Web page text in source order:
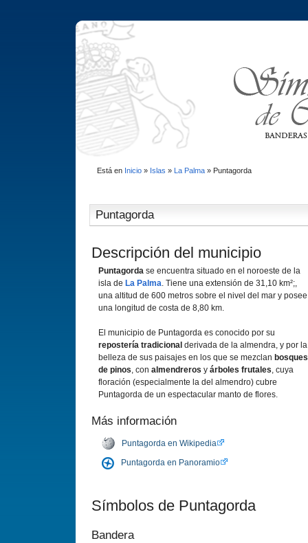
Está en Inicio» Islas » La Palma» Puntagorda
Puntagorda
Descripción del municipio
Puntagorda se encuentra situado en el noroeste de la
isla de La Palma. Tiene una extensión de 31,10 km²;,
una altitud de 600 metros sobre el nivel del mar y posee
una longitud de costa de 8,80 km.
El municipio de Puntagorda es conocido por su
repostería tradicional derivada de la almendra, y por la
belleza de sus paisajes en los que se mezclan bosques
de pinos, con almendreros y árboles frutales, cuya
floración (especialmente la del almendro) cubre
Puntagorda de un espectacular manto de flores.
Más información
Puntagorda en Wikipedia
Puntagorda en Panoramio
Símbolos de Puntagorda
Bandera